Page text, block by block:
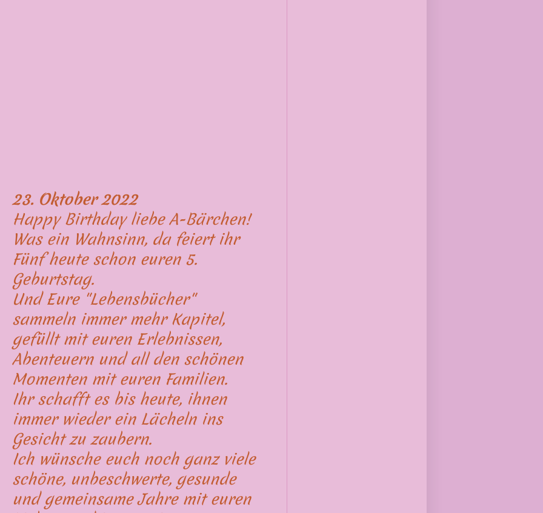
23. Oktober 2022
Happy Birthday liebe A-Bärchen!
Was ein Wahnsinn, da feiert ihr
Fünf heute schon euren 5.
Geburtstag.
Und Eure "Lebensbücher"
sammeln immer mehr Kapitel,
gefüllt mit euren Erlebnissen,
Abenteuern und all den schönen
Momenten mit euren Familien.
Ihr schafft es bis heute, ihnen
immer wieder ein Lächeln ins
Gesicht zu zaubern.
Ich wünsche euch noch ganz viele
schöne, unbeschwerte, gesunde
und gemeinsame Jahre mit euren